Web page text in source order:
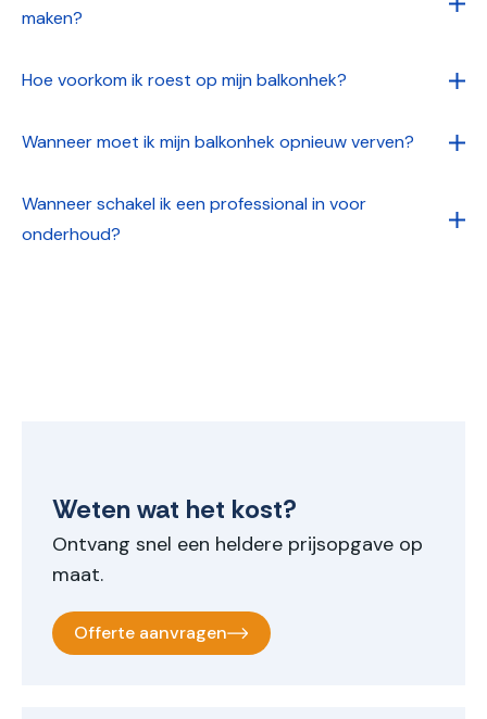
maken?
Hoe voorkom ik roest op mijn balkonhek?
Wanneer moet ik mijn balkonhek opnieuw verven?
Wanneer schakel ik een professional in voor
onderhoud?
Weten wat het kost?
Ontvang snel een heldere prijsopgave op
maat.
Offerte aanvragen